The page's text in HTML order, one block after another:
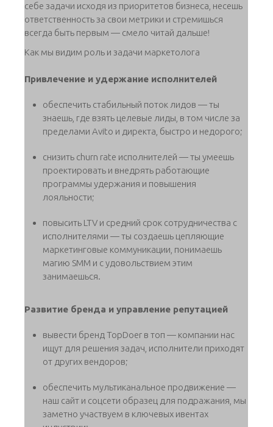
себе задачи исходя из приоритетов бизнеса, несешь
ответственность за свои метрики и стремишься
всегда быть первым — смело читай дальше!
Как мы видим роль и задачи маркетолога
Привлечение и удержание исполнителей
обеспечить стабильный поток лидов — ты
знаешь, где взять целевые лиды, в том числе за
пределами Avito и директа, быстро и недорого;
снизить churn rate исполнителей — ты умеешь
проектировать и внедрять работающие
программы удержания и повышения
лояльности;
повысить LTV и средний срок сотрудничества с
исполнителями — ты создаешь цепляющие
маркетинговые коммуникации, понимаешь
магию SMM и с удовольствием этим
занимаешься.
Развитие бренда и управление репутацией
вывести бренд TopDoer в топ — компании нас
ищут для решения задач, исполнители приходят
от других вендоров;
обеспечить мультиканальное продвижение —
наш сайт и соцсети образец для подражания, мы
заметно участвуем в ключевых ивентах